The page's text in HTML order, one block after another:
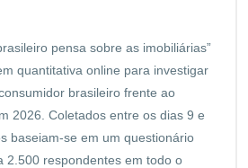
pensa sobre as imobiliárias”
quantitativa online para investigar
brasileiro frente ao
2026. Coletados entre os dias 9 e
baseiam-se em um questionário
2.500 respondentes em todo o